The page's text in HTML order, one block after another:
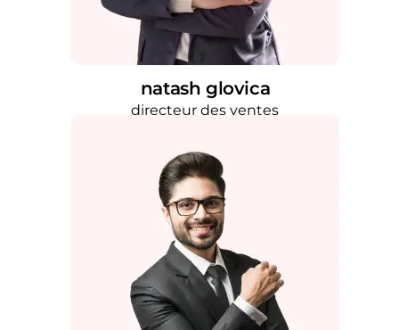
natash glovica
directeur des ventes